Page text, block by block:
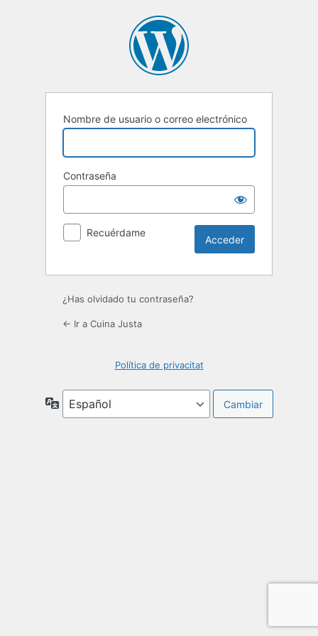
Nombre de usuario o correo electrónico
Contraseña
Recuérdame
¿Has olvidado tu contraseña?
← Ir a Cuina Justa
Política de privacitat
Idioma